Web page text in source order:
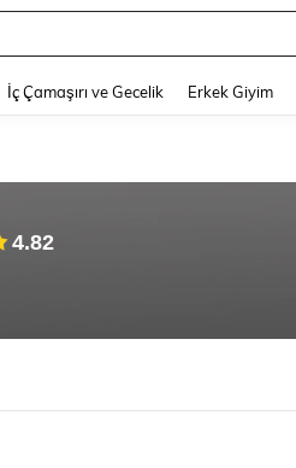
İç Çamaşırı ve Gecelik Erkek Giyim
4.82